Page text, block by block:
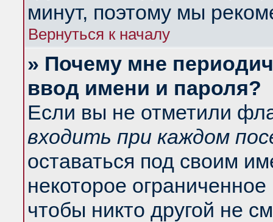
минут, поэтому мы
Вернуться к началу
» Почему мне
ввод имени и пароля?
Если вы не отметили
входить при каждом
оставаться под своим
некоторое
чтобы никто другой не